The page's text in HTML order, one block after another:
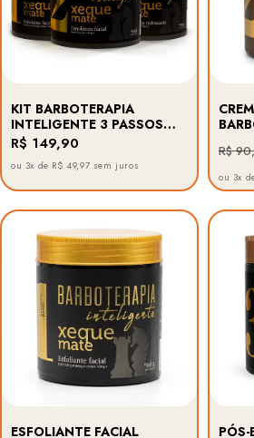
KIT BARBOTERAPIA
INTELIGENTE 3 PASSOS
XEQUE MATE BARBA FORTE
R$ 149,90
ou 3x de R$ 49,97 sem juros
500G
R$
ou 3x
ESFOLIANTE FACIAL